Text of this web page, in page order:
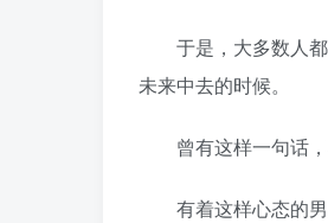
于是，大多数人都
未来中去的时候。
曾有这样一句话，
有着这样心态的男